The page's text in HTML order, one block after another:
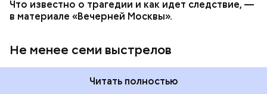
Что известно о трагедии и как идет следствие, —
в материале «Вечерней Москвы».
Не менее семи выстрелов
Читать полностью